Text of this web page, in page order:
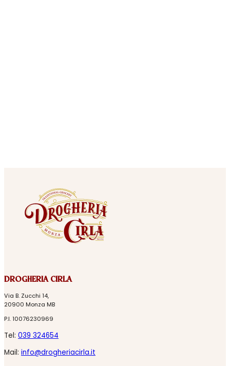
DROGHERIA CIRLA
Via B. Zucchi 14,
20900 Monza MB
P.I. 10076230969
Tel: 039 324654
Mail: info@drogheriacirla.it